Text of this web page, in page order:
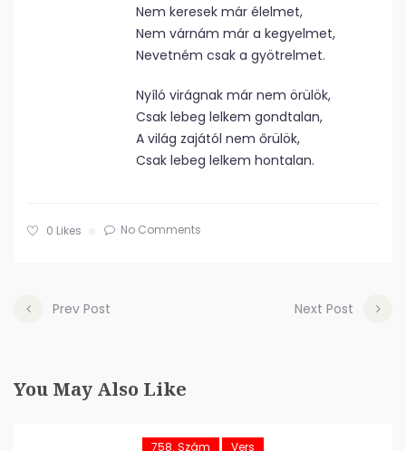
Nem keresek már élelmet,
Nem várnám már a kegyelmet,
Nevetném csak a gyötrelmet.
Nyíló virágnak már nem örülök,
Csak lebeg lelkem gondtalan,
A világ zajától nem őrülök,
Csak lebeg lelkem hontalan.
0 Likes No Comments
Prev Post Next Post
You May Also Like
758. Szám Vers